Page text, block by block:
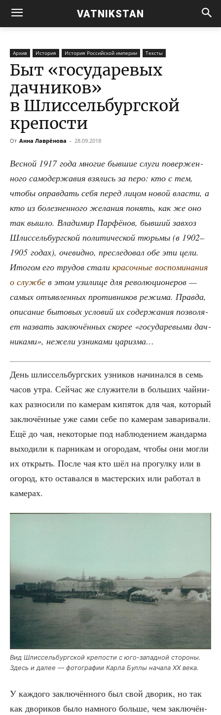
VATNIKSTAN
Архив История История Российской империи Тексты
Быт «государевых
дачников»
в Шлиссельбургской
крепости
От Анна Лаврёнова - 28.09.2018
Вес­ной 1917 года мно­гие быв­шие слу­ги повер­жен­
но­го само­дер­жа­вия взя­лись за перо: кто с тем,
что­бы оправ­дать себя перед лицом новой вла­сти, а
кто из болез­нен­но­го жела­ния понять, как же оно
так вышло. Вла­ди­мир Пар­фё­нов, быв­ший зав­хоз
Шлис­сель­бург­ской поли­ти­че­ской тюрь­мы (в 1902–
1905 годах), оче­вид­но, пре­сле­до­вал обе эти цели.
Ито­гом его тру­дов ста­ли кра­соч­ные вос­по­ми­на­ния
о служ­бе в этом узи­ли­ще для рево­лю­ци­о­не­ров —
самых отъ­яв­лен­ных про­тив­ни­ков режи­ма. Прав­да,
опи­са­ние быто­вых усло­вий их содер­жа­ния поз­во­ля­
ет назвать заклю­чён­ных ско­рее «госу­да­ре­вы­ми дач­
ни­ка­ми», неже­ли узни­ка­ми царизма…
День шлис­сель­бург­ских узни­ков начи­нал­ся в семь
часов утра. Сей­час же слу­жи­те­ли в боль­ших чай­ни­
ках раз­но­си­ли по каме­рам кипя­ток для чая, кото­рый
заклю­чён­ные уже сами себе по каме­рам зава­ри­ва­ли.
Ещё до чая, неко­то­рые под наблю­де­ни­ем жан­дар­ма
выхо­ди­ли к пар­ни­кам и ого­ро­дам, что­бы они мог­ли
их открыть. После чая кто шёл на про­гул­ку или в
ого­род, кто оста­вал­ся в мастер­ских или рабо­тал в
камерах.
Вид Шлис­сель­бург­ской кре­по­сти с юго-запад­ной сто­ро­ны.
Здесь и далее — фото­гра­фии Кар­ла Бул­лы нача­ла XX века.
У каж­до­го заклю­чён­но­го был свой дво­рик, но так
как дво­ри­ков было намно­го боль­ше, чем заклю­чён­